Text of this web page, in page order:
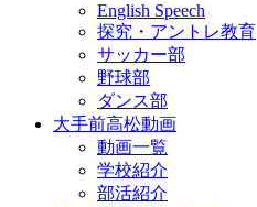
English Speech
探究・アントレ教育
サッカー部
野球部
ダンス部
大手前高松動画
動画一覧
学校紹介
部活紹介